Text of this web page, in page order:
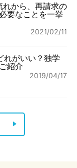
れから、再請求の
要なことを一挙
2021/02/11
れがいい？独学
紹介
2019/04/17